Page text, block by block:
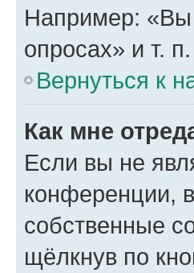
Например: «Вы
опросах» и т. п.
Вернуться к
Как мне
Если вы не
конференции,
собственные
щёлкнув по